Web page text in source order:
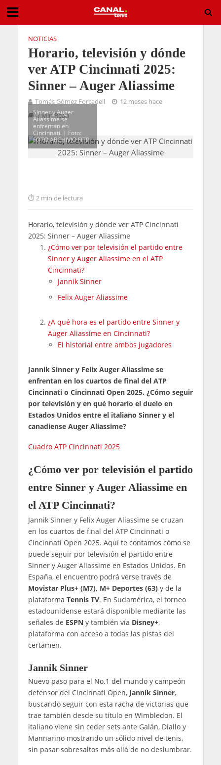
NOTICIAS
Horario, televisión y dónde
ver ATP Cincinnati 2025:
Sinner – Auger Aliassime
Tomás Gómez Forcadell
12 meses hace
2 Min Read
Sinner y Auger
Aliassime se
enfrentan en
Cincinnati. | Foto:
FOTO ARCHIVIO FITP
2 min de lectura
Horario, televisión y dónde ver ATP Cincinnati
2025: Sinner – Auger Aliassime
¿Cómo ver por televisión el partido entre
Sinner y Auger Aliassime en el ATP
Cincinnati?
Jannik Sinner
Felix Auger Aliassime
¿A qué hora es el partido entre Sinner y
Auger Aliassime en Cincinnati?
El historial entre ambos jugadores
Jannik Sinner y Felix Auger Aliassime se
enfrentan en los cuartos de final del ATP
Cincinnati o Cincinnati Open 2025. ¿Cómo seguir
por televisión y en qué horario el duelo en
Estados Unidos entre el italiano Sinner y el
canadiense Auger Aliassime?
Cuadro ATP Cincinnati 2025
¿Cómo ver por televisión el partido
entre Sinner y Auger Aliassime en
el ATP Cincinnati?
Jannik Sinner y Felix Auger Aliassime se cruzan
en los cuartos de final del ATP Cincinnati o
Cincinnati Open 2025. Aquí te contamos cómo se
puede seguir por televisión el partido entre
Sinner y Auger Aliassime en Estados Unidos. En
España, el encuentro podrá verse través de
Movistar Plus+ (M7), M+ Deportes (63) y de la
plataforma Tennis TV. En Sudamérica, el torneo
estadounidense estará disponible mediante las
señales de ESPNy también vía Disney+,
plataforma con acceso a todas las pistas del
certamen.
Jannik Sinner
Nuevo paso para el No.1 del mundo y campeón
defensor del Cincinnati Open, Jannik Sinner,
buscando seguir con esta racha de victorias que
trae también desde su título en Wimbledon. El
italiano viene sin ceder sets ante Galán, Diallo y
Mannarino mostrando un sólido nivel de tenis,
sin pasar sobresaltos más allá de no deslumbrar.